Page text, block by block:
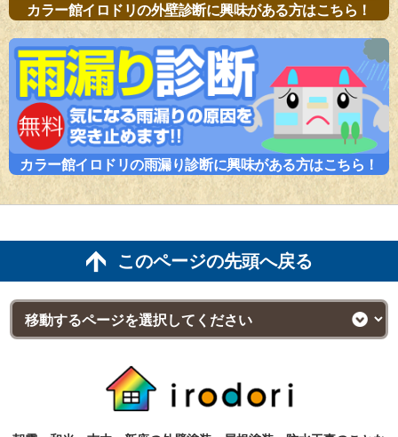
カラー館イロドリの外壁診断に興味がある方はこちら！
カラー館イロドリの雨漏り診断に興味がある方はこちら！
このページの先頭へ戻る